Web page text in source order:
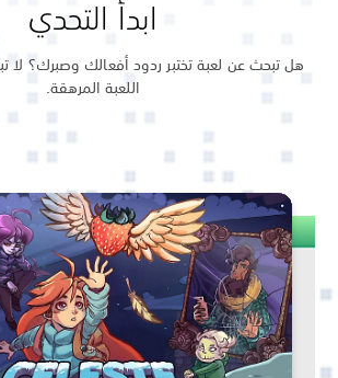
ابدأ التحدي
هل تبحث عن لعبة تختبر ردود أفعالك وصبرك؟ لا
اللعبة المرهقة.